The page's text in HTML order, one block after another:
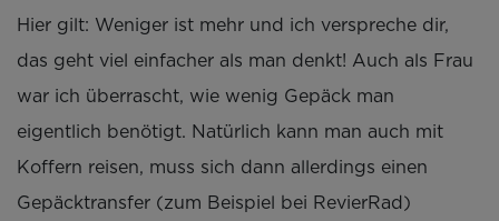
Hier gilt: Weniger ist mehr und ich verspreche dir,
das geht viel einfacher als man denkt! Auch als Frau
war ich überrascht, wie wenig Gepäck man
eigentlich benötigt. Natürlich kann man auch mit
Koffern reisen, muss sich dann allerdings einen
Gepäcktransfer (zum Beispiel bei RevierRad)